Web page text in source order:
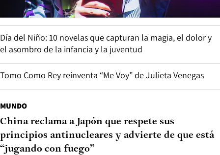
Día del Niño: 10 novelas que capturan la magia, el dolor y
el asombro de la infancia y la juventud
Tomo Como Rey reinventa “Me Voy” de Julieta Venegas
MUNDO
China reclama a Japón que respete sus
principios antinucleares y advierte de que está
“jugando con fuego”